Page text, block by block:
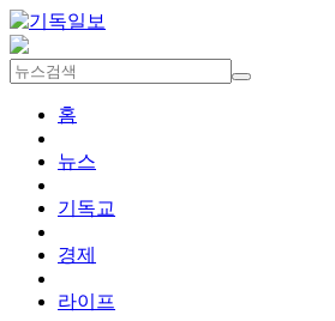
홈
뉴스
기독교
경제
라이프